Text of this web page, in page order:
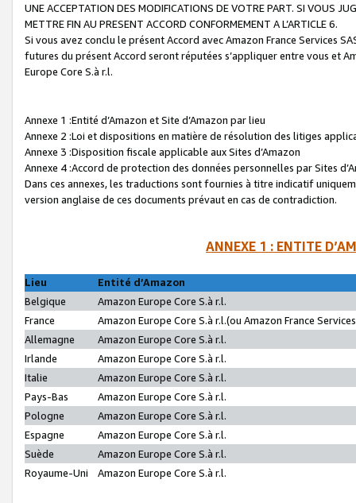
UNE ACCEPTATION DES MODIFICATIONS DE VOTRE PART. SI VOUS
METTRE FIN AU PRESENT ACCORD CONFORMEMENT A L’ARTICLE 6.
Si vous avez conclu le présent Accord avec Amazon France Services
futures du présent Accord seront réputées s’appliquer entre vous et
Europe Core S.à r.l.
Annexe 1 :Entité d’Amazon et Site d’Amazon par lieu
Annexe 2 :Loi et dispositions en matière de résolution des litiges
Annexe 3 :Disposition fiscale applicable aux Sites d’Amazon
Annexe 4 :Accord de protection des données personnelles par Sites
Dans ces annexes, les traductions sont fournies à titre indicatif
version anglaise de ces documents prévaut en cas de contradiction.
ANNEXE 1 : ENTITE
Lieu
Entité d’Amazon
Belgique
Amazon Europe Core S.à r.l.
France
Amazon Europe Core S.à r.l.(ou Amazon France
Allemagne
Amazon Europe Core S.à r.l.
Irlande
Amazon Europe Core S.à r.l.
Italie
Amazon Europe Core S.à r.l.
Pays-Bas
Amazon Europe Core S.à r.l.
Pologne
Amazon Europe Core S.à r.l.
Espagne
Amazon Europe Core S.à r.l.
Suède
Amazon Europe Core S.à r.l.
Royaume-Uni
Amazon Europe Core S.à r.l.